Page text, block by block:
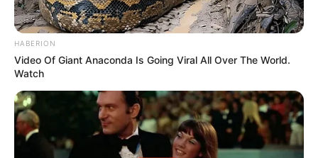
HABERION
Video Of Giant Anaconda Is Going Viral All Over The World.
Watch